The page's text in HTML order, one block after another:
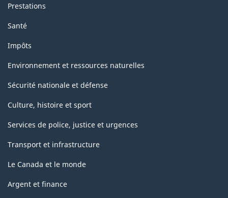
Prestations
Santé
Impôts
Environnement et ressources naturelles
Sécurité nationale et défense
Culture, histoire et sport
Services de police, justice et urgences
Transport et infrastructure
Le Canada et le monde
Argent et finance